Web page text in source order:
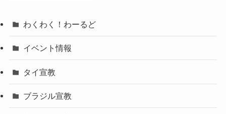
わくわく！わーるど
イベント情報
タイ宣教
ブラジル宣教